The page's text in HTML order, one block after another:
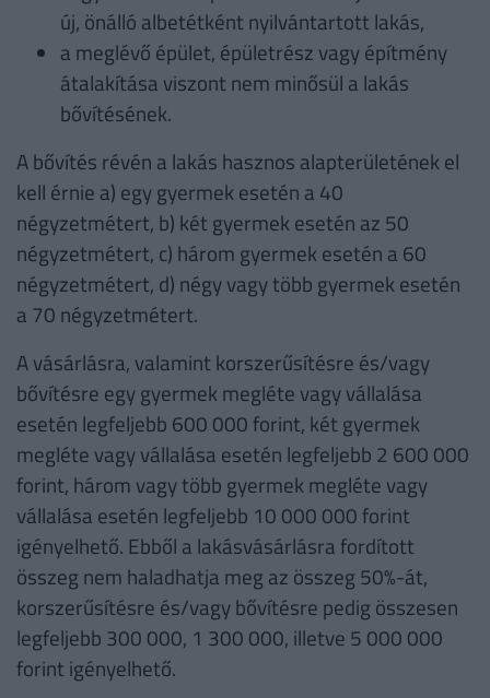
új, önálló albetétként nyilvántartott lakás,
a meglévő épület, épületrész vagy építmény
átalakítása viszont nem minősül a lakás
bővítésének.
A bővítés révén a lakás hasznos alapterületének el
kell érnie a) egy gyermek esetén a 40
négyzetmétert, b) két gyermek esetén az 50
négyzetmétert, c) három gyermek esetén a 60
négyzetmétert, d) négy vagy több gyermek esetén
a 70 négyzetmétert.
A vásárlásra, valamint korszerűsítésre és/vagy
bővítésre egy gyermek megléte vagy vállalása
esetén legfeljebb 600 000 forint, két gyermek
megléte vagy vállalása esetén legfeljebb 2 600 000
forint, három vagy több gyermek megléte vagy
vállalása esetén legfeljebb 10 000 000 forint
igényelhető. Ebből a lakásvásárlásra fordított
összeg nem haladhatja meg az összeg 50%-át,
korszerűsítésre és/vagy bővítésre pedig összesen
legfeljebb 300 000, 1 300 000, illetve 5 000 000
forint igényelhető.